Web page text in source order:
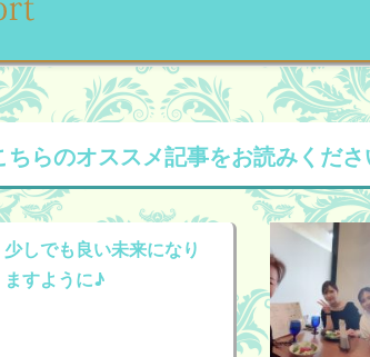
ちらのオススメ記事をお読みくだ
少しでも良い未来になり
ますように♪